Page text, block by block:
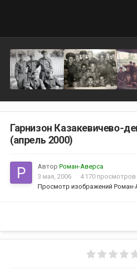
Гарнизон Казакевичево-
(апрель 2000)
Автор Роман-Аверса
3 мая, 2006
4 170 просмотров
Просмотр изображений Роман-